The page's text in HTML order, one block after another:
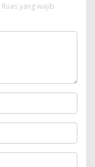
Ruas yang wajib